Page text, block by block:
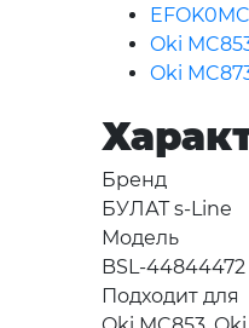
Oki
Oki
Бренд
БУЛАТ s-Line
Модель
BSL-44844472
Подходит для